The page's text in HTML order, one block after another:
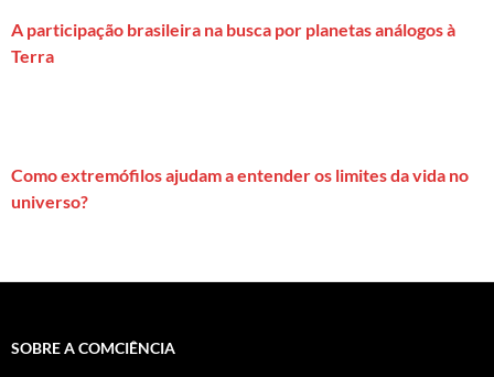
A participação brasileira na busca por planetas análogos à
Terra
Como extremófilos ajudam a entender os limites da vida no
universo?
SOBRE A COMCIÊNCIA